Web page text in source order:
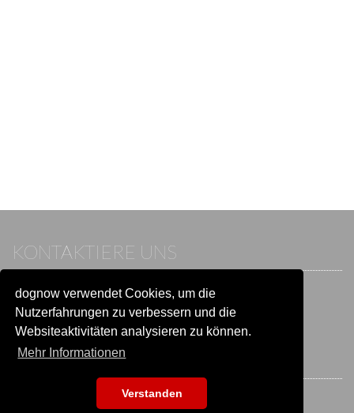
dognow verwendet Cookies, um die
Nutzerfahrungen zu verbessern und die
Websiteaktivitäten analysieren zu können.
Mehr Informationen
Verstanden
KONTAKTIERE UNS
Wenn du bereits einen Account hast, melde dich bitte an.
Sonst besuche unser Hilfe- und Kontaktcenter:
Zu
Hilfe und Kontaktwechseln
BLEIB IN VERBINDUNG